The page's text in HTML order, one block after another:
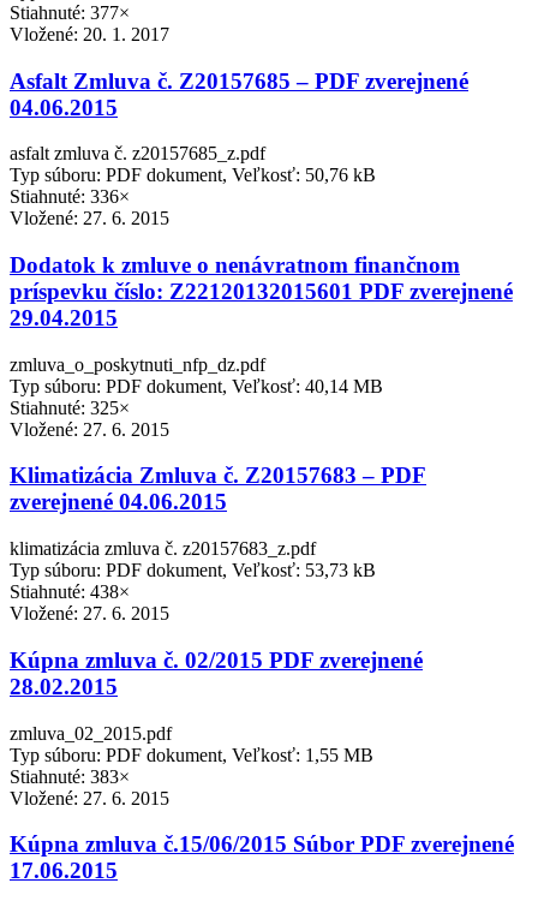
Stiahnuté: 377×
Vložené: 20. 1. 2017
Asfalt Zmluva č. Z20157685 – PDF zverejnené
04.06.2015
asfalt zmluva č. z20157685_z.pdf
Typ súboru: PDF dokument, Veľkosť: 50,76 kB
Stiahnuté: 336×
Vložené: 27. 6. 2015
Dodatok k zmluve o nenávratnom finančnom
príspevku číslo: Z22120132015601 PDF zverejnené
29.04.2015
zmluva_o_poskytnuti_nfp_dz.pdf
Typ súboru: PDF dokument, Veľkosť: 40,14 MB
Stiahnuté: 325×
Vložené: 27. 6. 2015
Klimatizácia Zmluva č. Z20157683 – PDF
zverejnené 04.06.2015
klimatizácia zmluva č. z20157683_z.pdf
Typ súboru: PDF dokument, Veľkosť: 53,73 kB
Stiahnuté: 438×
Vložené: 27. 6. 2015
Kúpna zmluva č. 02/2015 PDF zverejnené
28.02.2015
zmluva_02_2015.pdf
Typ súboru: PDF dokument, Veľkosť: 1,55 MB
Stiahnuté: 383×
Vložené: 27. 6. 2015
Kúpna zmluva č.15/06/2015 Súbor PDF zverejnené
17.06.2015